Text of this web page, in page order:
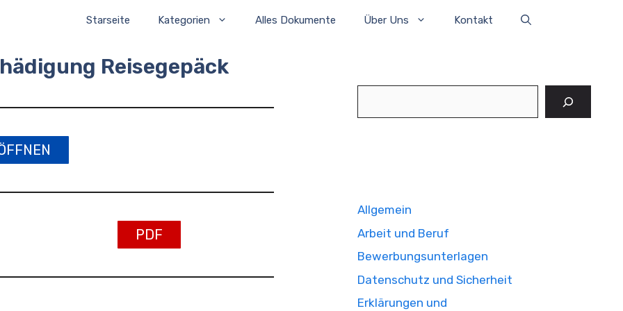
Starseite Kategorien Alles Dokumente Über Uns Kontakt
Reisegepäck
PDF
Allgemein
Arbeit und Beruf
Bewerbungsunterlagen
Datenschutz und Sicherheit
Erklärungen und